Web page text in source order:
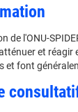
de l'ONU-
et réagir
et font